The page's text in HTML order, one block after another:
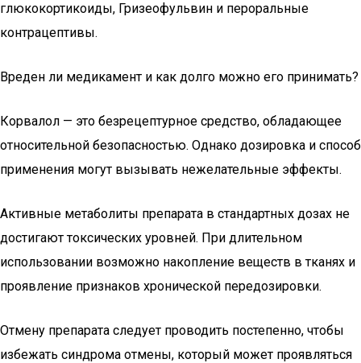
глюкокортикоиды, Гризеофульвин и пероральные
контрацептивы.
Вреден ли медикамент и как долго можно его принимать?
Корвалол — это безрецептурное средство, обладающее
относительной безопасностью. Однако дозировка и способ
применения могут вызывать нежелательные эффекты.
Активные метаболиты препарата в стандартных дозах не
достигают токсических уровней. При длительном
использовании возможно накопление веществ в тканях и
проявление признаков хронической передозировки.
Отмену препарата следует проводить постепенно, чтобы
избежать синдрома отмены, который может проявляться